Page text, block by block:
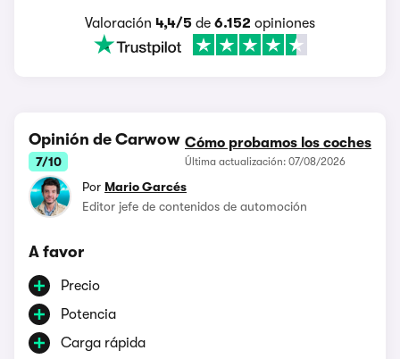
Valoración 4,4/5 de 6.152 opiniones
Opinión de Carwow
7/10
Cómo probamos los coches
Última actualización: 07/08/2026
Por Mario Garcés
Editor jefe de contenidos de automoción
A favor
Precio
Potencia
Carga rápida